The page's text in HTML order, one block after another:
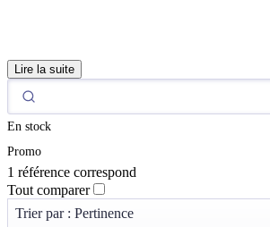
Lire la suite
En stock
Promo
1 référence correspond
Tout comparer